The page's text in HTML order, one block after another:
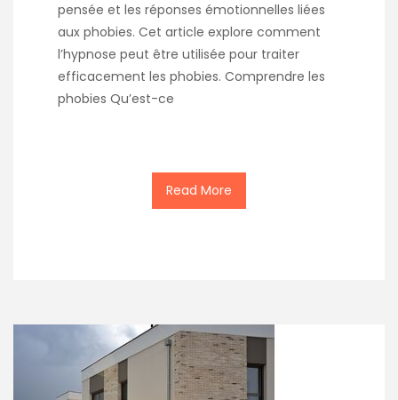
pensée et les réponses émotionnelles liées
aux phobies. Cet article explore comment
l’hypnose peut être utilisée pour traiter
efficacement les phobies. Comprendre les
phobies Qu’est-ce
Read More